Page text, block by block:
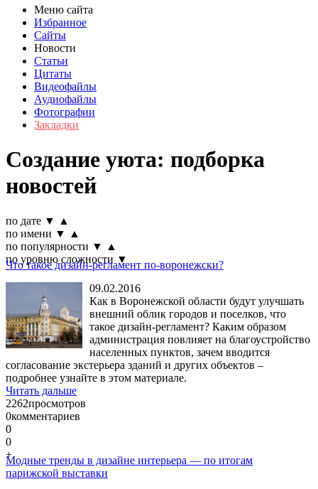
Меню сайта
Избранное
Сайты
Новости
Статьи
Цитаты
Видеофайлы
Аудиофайлы
Фотографии
Закладки
Создание уюта: подборка
новостей
по дате ▼
▲
по имени ▼
▲
по популярности ▼
▲
по уровню сложности ▼
Что такое дизайн-регламент по-воронежски?
09.02.2016
Как в Воронежской области будут улучшать
внешний облик городов и поселков, что
такое дизайн-регламент? Каким образом
администрация повлияет на благоустройство
населенных пунктов, зачем вводится
согласование экстерьера зданий и других объектов –
подробнее узнайте в этом материале.
Читать дальше
2262просмотров
0комментариев
0
0
+
Модные тренды в дизайне интерьера — по итогам
парижской выставки